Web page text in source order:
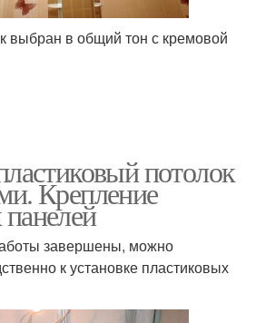
выбран в общий тон с кремовой
потолок
Крепление
завершены, можно
к установке пластиковых